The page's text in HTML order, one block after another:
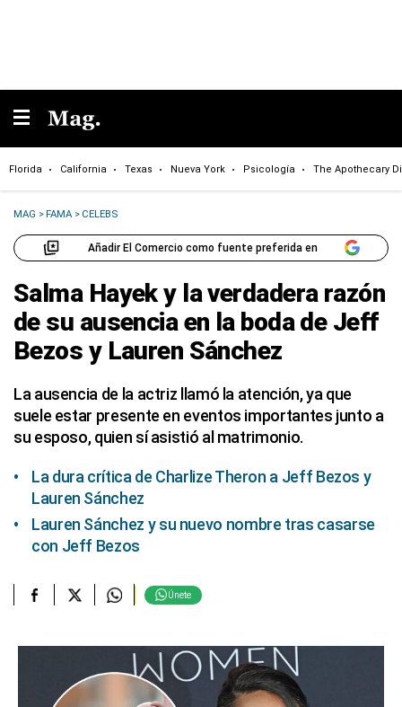
Florida California Texas Nueva York Psicología The Apothecary
MAG >FAMA > CELEBS
Añadir El Comercio como fuente preferida en
Salma Hayek y la verdadera razón
de su ausencia en la boda de Jeff
Bezos y Lauren Sánchez
La ausencia de la actriz llamó la atención, ya que
suele estar presente en eventos importantes junto a
su esposo, quien sí asistió al matrimonio.
La dura crítica de Charlize Theron a Jeff Bezos y
Lauren Sánchez
Lauren Sánchez y su nuevo nombre tras casarse
con Jeff Bezos
Únete